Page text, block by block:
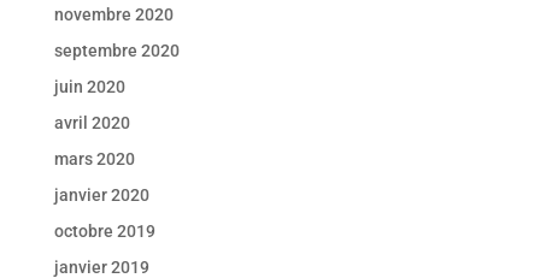
novembre 2020
septembre 2020
juin 2020
avril 2020
mars 2020
janvier 2020
octobre 2019
janvier 2019